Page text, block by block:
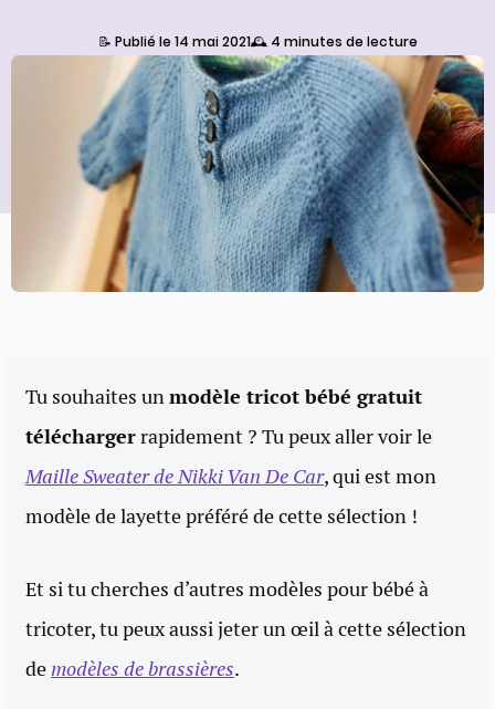
📝 Publié le 14 mai 2021🕰️ 4 minutes de lecture
Tu souhaites unmodèle tricot bébé gratuit
téléchargerrapidement ? Tu peux aller voir le
Maille Sweater de Nikki Van De Car, qui est mon
modèle de layette préféré de cette sélection !
Et si tu cherches d’autres modèles pour bébé à
tricoter, tu peux aussi jeter un œil à cette sélection
de modèles de brassières.